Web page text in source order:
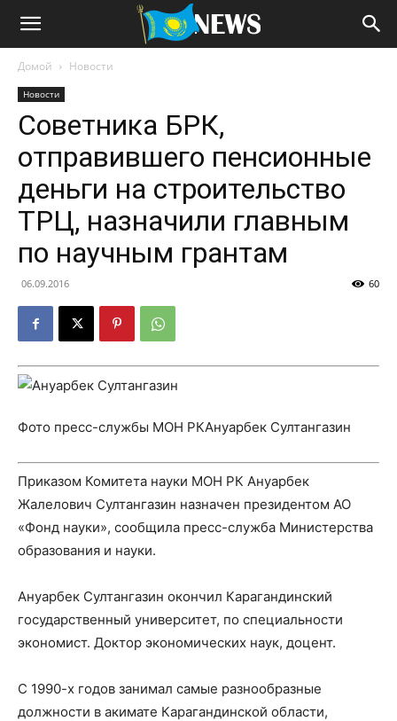
Домой Новости
Новости
Советника БРК,
отправившего пенсионные
деньги на строительство
ТРЦ, назначили главным
по научным грантам
06.09.2016 60
Фото пресс-службы МОН РКАнуарбек Султангазин
Приказом Комитета науки МОН РК Ануарбек
Жалелович Султангазин назначен президентом АО
«Фонд науки», сообщила пресс-служба Министерства
образования и науки.
Ануарбек Султангазин окончил Карагандинский
государственный университет, по специальности
экономист. Доктор экономических наук, доцент.
С 1990-х годов занимал самые разнообразные
должности в акимате Карагандинской области,